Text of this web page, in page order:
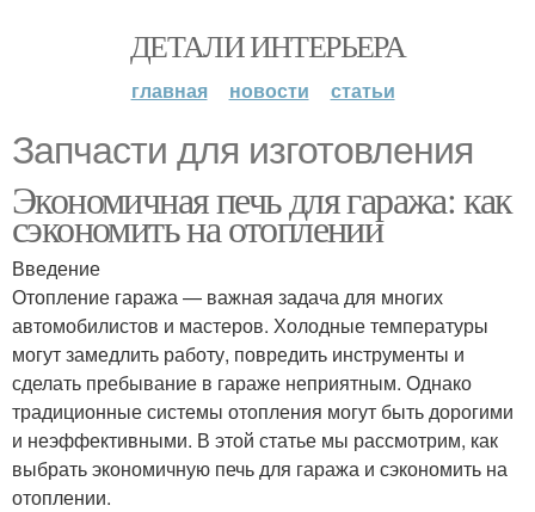
ДЕТАЛИ ИНТЕРЬЕРА
главная новости статьи
Запчасти для изготовления
Экономичная печь для гаража: как
сэкономить на отоплении
Введение
Отопление гаража — важная задача для многих
автомобилистов и мастеров. Холодные температуры
могут замедлить работу, повредить инструменты и
сделать пребывание в гараже неприятным. Однако
традиционные системы отопления могут быть дорогими
и неэффективными. В этой статье мы рассмотрим, как
выбрать экономичную печь для гаража и сэкономить на
отоплении.